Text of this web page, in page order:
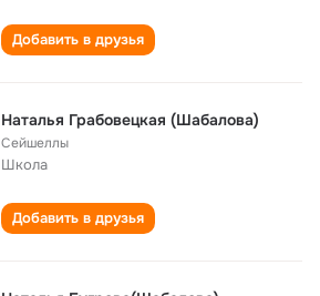
Добавить в друзья
Наталья Грабовецкая (Шабалова)
Сейшеллы
Школа
Добавить в друзья